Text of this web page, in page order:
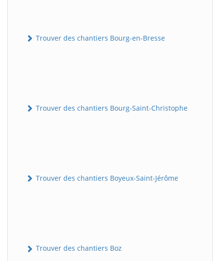
Trouver des chantiers Bourg-en-Bresse
Trouver des chantiers Bourg-Saint-Christophe
Trouver des chantiers Boyeux-Saint-Jérôme
Trouver des chantiers Boz